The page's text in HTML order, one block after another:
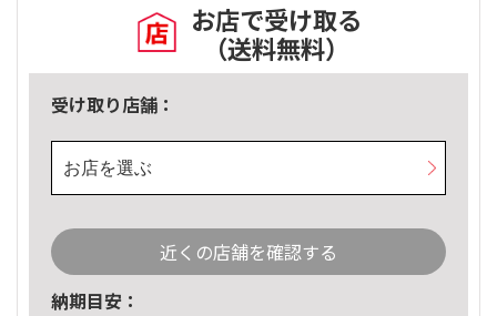
お店で受け取る
（送料無料）
受け取り店舗：
お店を選ぶ
近くの店舗を確認する
納期目安：